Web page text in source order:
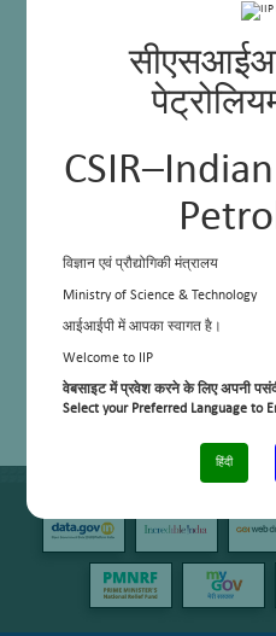
विज्ञान एवं प्रौद्योगिकी मंत्रालय
Ministry of Science & Technology
आईआईपी में आपका स्वागत है।
Welcome to IIP
वेबसाइट में प्रवेश करने के लिए अपनी
Select your Preferred Language to
हिंदी